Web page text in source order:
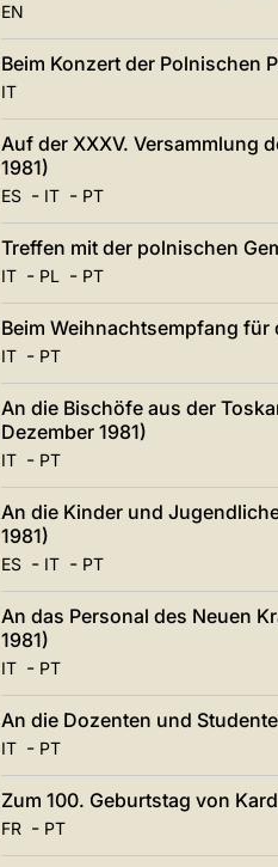
EN
Beim Konzert der Polnischen
IT
Auf der XXXV. Versammlung
1981)
ES- IT- PT
Treffen mit der polnischen
IT- PL- PT
Beim Weihnachtsempfang für
IT- PT
An die Bischöfe aus der
Dezember 1981)
IT- PT
An die Kinder und
1981)
ES- IT- PT
An das Personal des Neuen
1981)
IT- PT
An die Dozenten und
IT- PT
Zum 100. Geburtstag von
FR- PT